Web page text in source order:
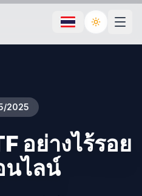
Toggle
2025
อย่างไร้รอย
นไลน์